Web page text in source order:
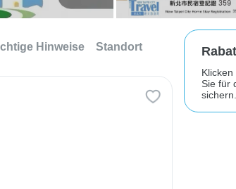
Hinweise Standort
Klicken
Sie für
sichern.